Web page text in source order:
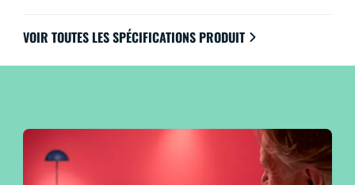
VOIR TOUTES LES SPÉCIFICATIONS PRODUIT